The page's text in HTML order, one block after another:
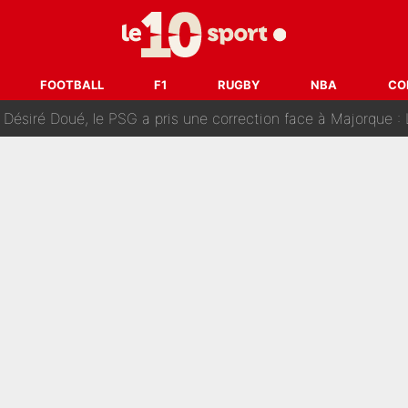
FOOTBALL F1 RUGBY NBA
à Zinedine Zidane en équipe de France : «Je n'aurais
dans tous les sens sur le mercato de l'OM : Frank McCourt va
Doué, le PSG a pris une correction face à Majorque : Luis